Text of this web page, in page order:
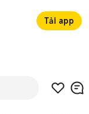
Tải app